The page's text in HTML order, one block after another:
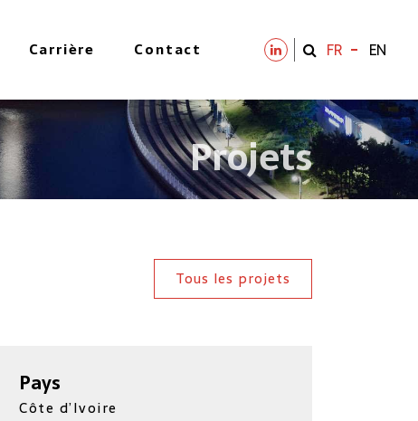
Carrière Contact FR EN
Projets
Tous les projets
Pays
Côte d’Ivoire